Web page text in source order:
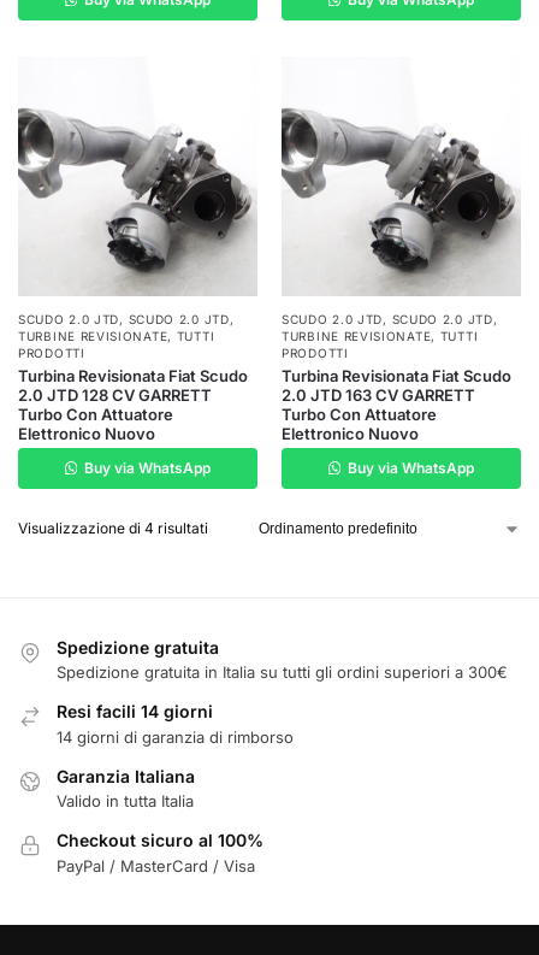
SCUDO 2.0 JTD, SCUDO 2.0 JTD,
TURBINE REVISIONATE, TUTTI
PRODOTTI
Turbina Revisionata Fiat Scudo
2.0 JTD 128 CV GARRETT
Turbo Con Attuatore
Elettronico Nuovo
Buy via WhatsApp
SCUDO 2.0 JTD, SCUDO 2.0 JTD,
TURBINE REVISIONATE, TUTTI
PRODOTTI
Turbina Revisionata Fiat Scudo
2.0 JTD 163 CV GARRETT
Turbo Con Attuatore
Elettronico Nuovo
Buy via WhatsApp
Visualizzazione di 4 risultati
Spedizione gratuita
Spedizione gratuita in Italia su tutti gli ordini superiori a 300€
Resi facili 14 giorni
14 giorni di garanzia di rimborso
Garanzia Italiana
Valido in tutta Italia
Checkout sicuro al 100%
PayPal / MasterCard / Visa